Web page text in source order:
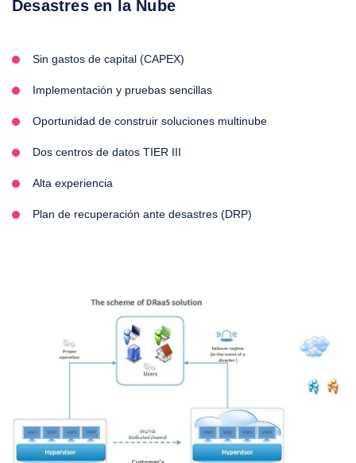
Desastres en la Nube
Sin gastos de capital (CAPEX)
Implementación y pruebas sencillas
Oportunidad de construir soluciones multinube
Dos centros de datos TIER III
Alta experiencia
Plan de recuperación ante desastres (DRP)